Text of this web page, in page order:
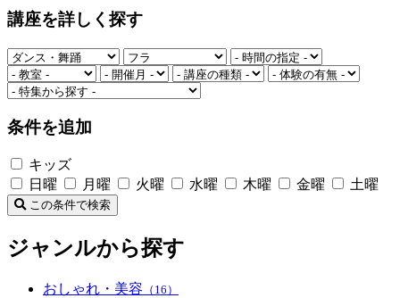
講座を詳しく探す
条件を追加
キッズ
日曜
月曜 火曜 水曜 木曜 金曜 土曜
この条件で検索
ジャンルから探す
おしゃれ・美容 （16）